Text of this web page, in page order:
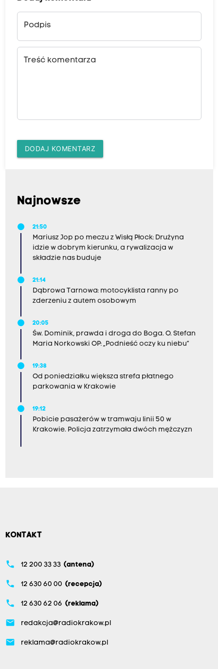
Podpis
Treść komentarza
DODAJ KOMENTARZ
Najnowsze
21:50
Mariusz Jop po meczu z Wisłą Płock: Drużyna
idzie w dobrym kierunku, a rywalizacja w
składzie nas buduje
21:14
Dąbrowa Tarnowa: motocyklista ranny po
zderzeniu z autem osobowym
20:05
Św. Dominik, prawda i droga do Boga. O. Stefan
Maria Norkowski OP: „Podnieść oczy ku niebu”
19:38
Od poniedziałku większa strefa płatnego
parkowania w Krakowie
19:12
Pobicie pasażerów w tramwaju linii 50 w
Krakowie. Policja zatrzymała dwóch mężczyzn
KONTAKT
phone 12 200 33 33 (antena)
phone 12 630 60 00 (recepcja)
phone 12 630 62 06 (reklama)
email redakcja@radiokrakow.pl
email reklama@radiokrakow.pl